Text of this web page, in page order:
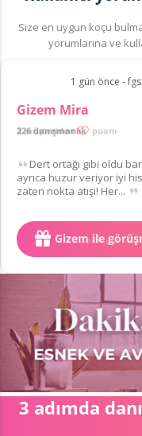
Size en uygun koçu
yorumlarına ve
1 gün önce -
Gizem Mira
226 danışmanlık
3 müşteriden puanı
Dert ortağı gibi oldu
ayrıca huzur veriyor iyi
zaten nokta atışı! Her...
Gizem ile
3 adımda